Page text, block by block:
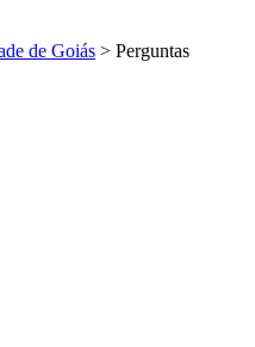
de Goiás > Perguntas